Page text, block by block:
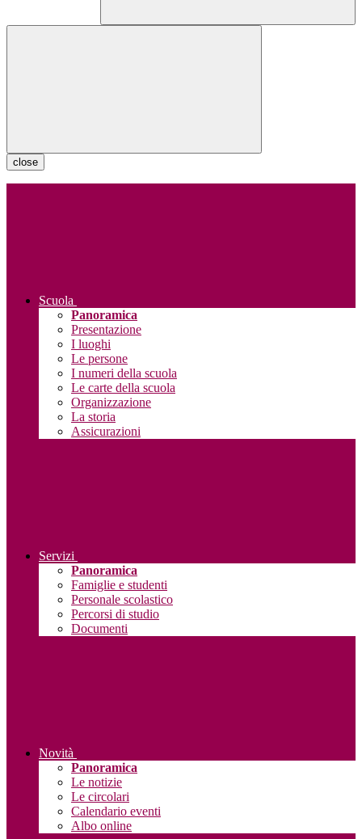
close
Scuola
Panoramica
Presentazione
I luoghi
Le persone
I numeri della scuola
Le carte della scuola
Organizzazione
La storia
Assicurazioni
Servizi
Panoramica
Famiglie e studenti
Personale scolastico
Percorsi di studio
Documenti
Novità
Panoramica
Le notizie
Le circolari
Calendario eventi
Albo online